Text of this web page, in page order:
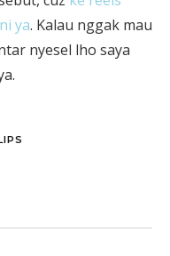
ya. Kalau nggak mau
nyesel lho saya